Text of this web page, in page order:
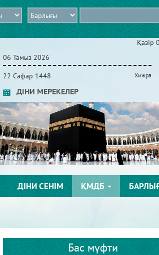
Қазір
06 Тамыз 2026
22 Сафар 1448 Хижра
ДІНИ МЕРЕКЕЛЕР
ДІНИ СЕНІМ ҚМДБ
Бас мүфти